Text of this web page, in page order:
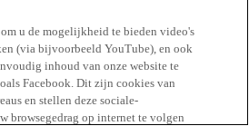
u de mogelijkheid te bieden video's
(via bijvoorbeeld YouTube), en ook
inhoud van onze website te
Facebook. Dit zijn cookies van
en stellen deze sociale-
browsegedrag op internet te volgen